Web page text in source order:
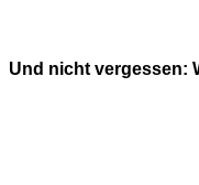
Und nicht vergessen: